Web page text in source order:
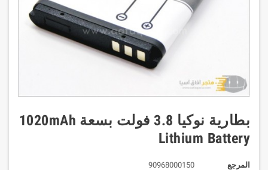
بطارية نوكيا 3.8 فولت بسعة 1020mAh
Lithium Battery
المرجع
90968000150